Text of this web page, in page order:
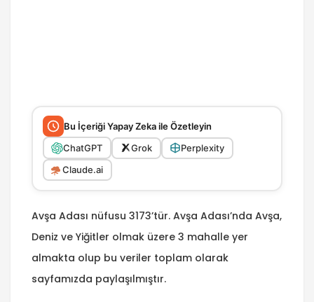
Bu İçeriği Yapay Zeka ile Özetleyin
ChatGPT
Grok
Perplexity
Claude.ai
Avşa Adası nüfusu 3173’tür. Avşa Adası’nda Avşa,
Deniz ve Yiğitler olmak üzere 3 mahalle yer
almakta olup bu veriler toplam olarak
sayfamızda paylaşılmıştır.